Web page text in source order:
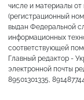
числе и материалы от
(регистрационный
выдан Федеральной
информационных
соответствующей
Главный редактор -
электронной почты
89501301335,